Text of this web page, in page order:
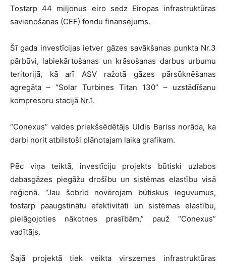
Tostarp 44 miljonus eiro sedz Eiropas infrastruktūras
savienošanas (CEF) fondu finansējums.
Šī gada investīcijas ietver gāzes savākšanas punkta Nr.3
pārbūvi, labiekārtošanas un krāsošanas darbus urbumu
teritorijā, kā arī ASV ražotā gāzes pārsūknēšanas
agregāta – “Solar Turbines Titan 130” – uzstādīšanu
kompresoru stacijā Nr.1.
“Conexus” valdes priekšsēdētājs Uldis Bariss norāda, ka
darbi norit atbilstoši plānotajam laika grafikam.
Pēc viņa teiktā, investīciju projekts būtiski uzlabos
dabasgāzes piegāžu drošību un sistēmas elastību visā
reģionā. “Jau šobrīd novērojam būtiskus ieguvumus,
tostarp paaugstinātu efektivitāti un sistēmas elastību,
pielāgojoties nākotnes prasībām,” pauž “Conexus”
vadītājs.
Šajā projektā tiek veikta virszemes infrastruktūras